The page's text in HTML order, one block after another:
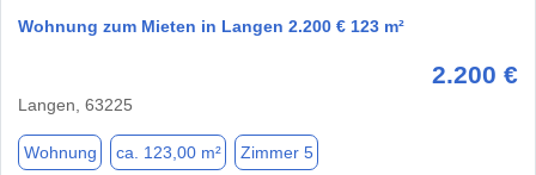
Wohnung zum Mieten in Langen 2.200 € 123 m²
2.200 €
Langen, 63225
Wohnung ca. 123,00 m² Zimmer 5